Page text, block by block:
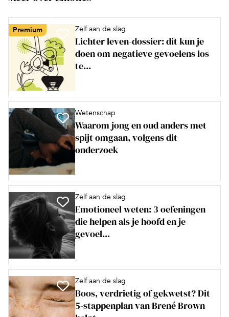
Premium Zelf aan de slag
Lichter leven-dossier: dit kun je
doen om negatieve gevoelens los
te...
Wetenschap
Waarom jong en oud anders met
spijt omgaan, volgens dit
onderzoek
Zelf aan de slag
Emotioneel weten: 3 oefeningen
die helpen als je hoofd en je
gevoel...
Zelf aan de slag
Boos, verdrietig of gekwetst? Dit
5-stappenplan van Brené Brown